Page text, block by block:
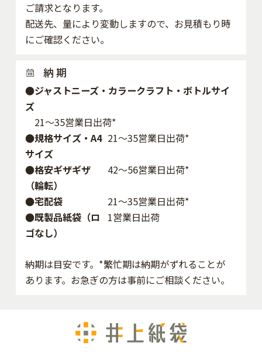
ご請求となります。
配送先、量により変動しますので、お見積もり時
にご確認ください。
納 期
●ジャストニーズ・カラークラフト・ボトルサイ
ズ
21～35営業日出荷*
●規格サイズ・A4
サイズ
21～35営業日出荷*
●格安ギザギザ
（輪転）
42〜56営業日出荷*
●宅配袋
21～35営業日出荷*
●既製品紙袋（ロ
ゴなし）
1営業日出荷
納期は目安です。*繁忙期は納期がずれることが
あります。お急ぎの方は事前にご相談ください。